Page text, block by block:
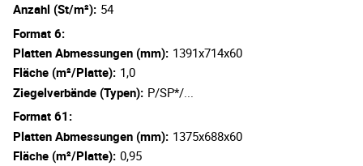
Anzahl (St/m²): 54
Format 6:
Platten Abmessungen (mm): 1391x714x60
Fläche (m²/Platte): 1,0
Ziegelverbände (Typen): P/SP*/...
Format 61:
Platten Abmessungen (mm): 1375x688x60
Fläche (m²/Platte): 0,95